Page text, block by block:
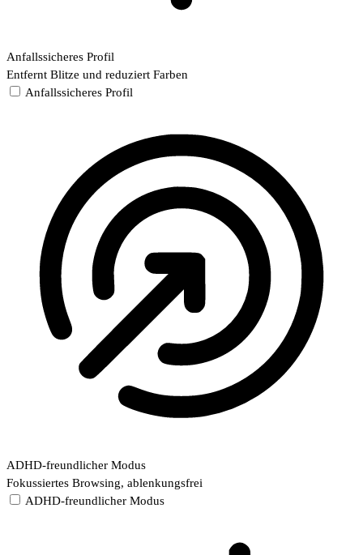
Anfallssicheres Profil
Entfernt Blitze und reduziert Farben
Anfallssicheres Profil
ADHD-freundlicher Modus
Fokussiertes Browsing, ablenkungsfrei
ADHD-freundlicher Modus